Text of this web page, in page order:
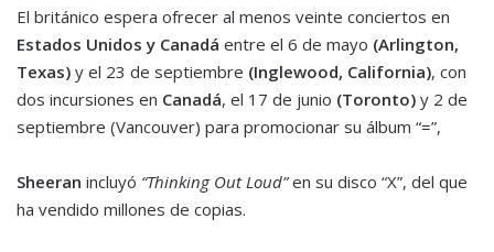
El británico espera ofrecer al menos veinte conciertos en
Estados Unidos y Canadá entre el 6 de mayo (Arlington,
Texas) y el 23 de septiembre (Inglewood, California), con
dos incursiones en Canadá, el 17 de junio (Toronto) y 2 de
septiembre (Vancouver) para promocionar su álbum “=”,
Sheeran incluyó “Thinking Out Loud”en su disco “X”, del que
ha vendido millones de copias.